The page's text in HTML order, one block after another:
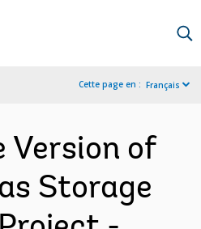
Cette page en : Français
Version of
Storage